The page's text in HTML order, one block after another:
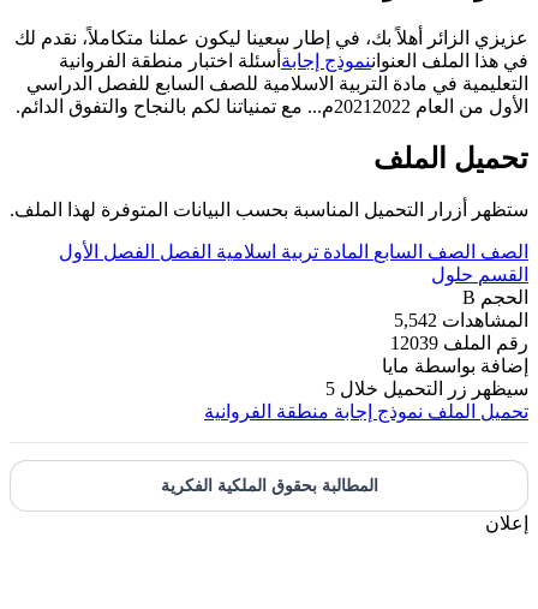
عزيزي الزائر أهلاً بك، في إطار سعينا ليكون عملنا متكاملاً، نقدم لك
في هذا الملف العنواننموذج إجابةأسئلة اختبار منطقة الفروانية
التعليمية في مادة التربية الاسلامية للصف السابع للفصل الدراسي
الأول من العام 20212022م... مع تمنياتنا لكم بالنجاح والتفوق الدائم.
تحميل الملف
ستظهر أزرار التحميل المناسبة بحسب البيانات المتوفرة لهذا الملف.
الصف الصف السابع المادة تربية اسلامية الفصل
الفصل الأول
القسم حلول
الحجم B
المشاهدات 5,542
رقم الملف 12039
إضافة بواسطة مايا
سيظهر زر التحميل خلال 5
تحميل الملف نموذج إجابة منطقة الفروانية
المطالبة بحقوق الملكية الفكرية
إعلان